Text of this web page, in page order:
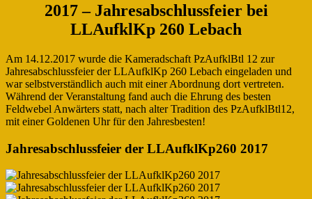
2017 – Jahresabschlussfeier bei
LLAufklKp 260 Lebach
Am 14.12.2017 wurde die Kameradschaft PzAufklBtl 12 zur
Jahresabschlussfeier der LLAufklKp 260 Lebach eingeladen und
war selbstverständlich auch mit einer Abordnung dort vertreten.
Während der Veranstaltung fand auch die Ehrung des besten
Feldwebel Anwärters statt, nach alter Tradition des PzAufklBtl12,
mit einer Goldenen Uhr für den Jahresbesten!
Jahresabschlussfeier der LLAufklKp260 2017